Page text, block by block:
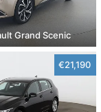
Grand Scenic
€21,190